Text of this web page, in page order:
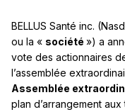
BELLUS Santé inc.
ou la « société ») a
vote des actionnaires
l’assemblée
Assemblée
plan d’arrangement